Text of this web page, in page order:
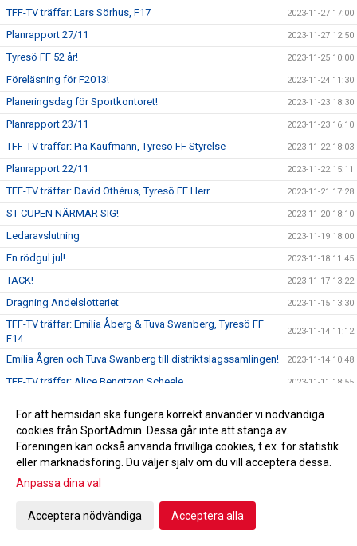
TFF-TV träffar: Lars Sörhus, F17 2023-11-27 17:00
Planrapport 27/11 2023-11-27 12:50
Tyresö FF 52 år! 2023-11-25 10:00
Föreläsning för F2013! 2023-11-24 11:30
Planeringsdag för Sportkontoret! 2023-11-23 18:30
Planrapport 23/11 2023-11-23 16:10
TFF-TV träffar: Pia Kaufmann, Tyresö FF Styrelse 2023-11-22 18:03
Planrapport 22/11 2023-11-22 15:11
TFF-TV träffar: David Othérus, Tyresö FF Herr 2023-11-21 17:28
ST-CUPEN NÄRMAR SIG! 2023-11-20 18:10
Ledaravslutning 2023-11-19 18:00
En rödgul jul! 2023-11-18 11:45
TACK! 2023-11-17 13:22
Dragning Andelslotteriet 2023-11-15 13:30
TFF-TV träffar: Emilia Åberg & Tuva Swanberg, Tyresö FF
F14
2023-11-14 11:12
Emilia Ågren och Tuva Swanberg till distriktslagssamlingen! 2023-11-14 10:48
TFF-TV träffar: Alice Bengtzon Scheele 2023-11-11 18:55
TFF-TV träffar: Emil Pagrot, Tyresö FF Dam
Alice Bengtzon Scheele till Tyresö FF Dam! 2023-11-08 19:00
TFF-TV träffar: Adam Bergström, Tyresö FF P18
Adam Bergström ny huvudtränare i P18!
Ledarakademin närmar sig!
För att hemsidan ska fungera korrekt använder vi nödvändiga
cookies från SportAdmin. Dessa går inte att stänga av.
Föreningen kan också använda frivilliga cookies, t.ex. för statistik
eller marknadsföring. Du väljer själv om du vill acceptera dessa.
Anpassa dina val
Acceptera nödvändiga Acceptera alla